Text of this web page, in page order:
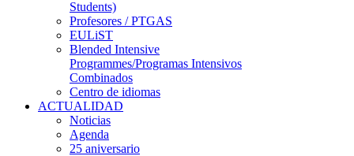
Students)
Profesores / PTGAS
EULiST
Blended Intensive
Programmes/Programas Intensivos
Combinados
Centro de idiomas
ACTUALIDAD
Noticias
Agenda
25 aniversario